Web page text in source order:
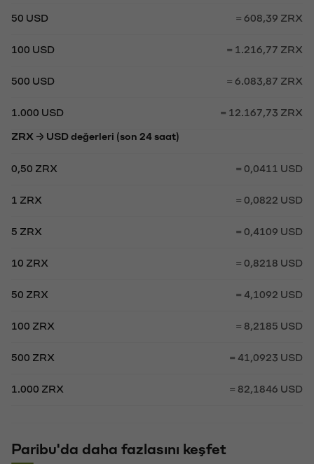
50 USD = 608,39 ZRX
100 USD = 1.216,77 ZRX
500 USD = 6.083,87 ZRX
1.000 USD = 12.167,73 ZRX
ZRX → USD değerleri (son 24 saat)
0,50 ZRX = 0,0411 USD
1 ZRX = 0,0822 USD
5 ZRX = 0,4109 USD
10 ZRX = 0,8218 USD
50 ZRX = 4,1092 USD
100 ZRX = 8,2185 USD
500 ZRX = 41,0923 USD
1.000 ZRX = 82,1846 USD
Paribu'da daha fazlasını keşfet